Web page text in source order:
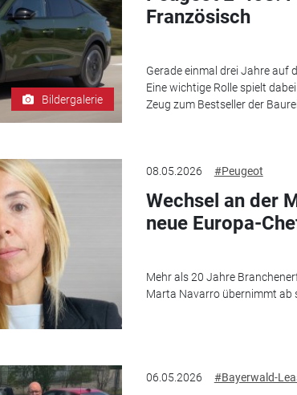
Bildergalerie
Französisch
Gerade einmal drei Jahre auf
Eine wichtige Rolle spielt
Zeug zum Bestseller der
08.05.2026 #Peugeot
Wechsel an der
neue Europa-
Mehr als 20 Jahre
Marta Navarro übernimmt ab
06.05.2026 #Bayerwald-